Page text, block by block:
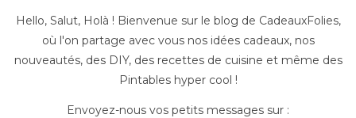
Hello, Salut, Holà ! Bienvenue sur le blog de CadeauxFolies,
où l'on partage avec vous nos idées cadeaux, nos
nouveautés, des DIY, des recettes de cuisine et même des
Pintables hyper cool !
Envoyez-nous vos petits messages sur :